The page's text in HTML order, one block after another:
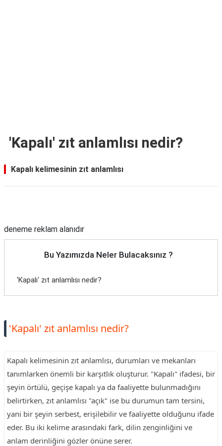
'Kapalı' zıt anlamlısı nedir?
Kapalı kelimesinin zıt anlamlısı
deneme reklam alanıdır
Bu Yazımızda Neler Bulacaksınız ?
'Kapalı' zıt anlamlısı nedir?
'Kapalı' zıt anlamlısı nedir?
Kapalı kelimesinin zıt anlamlısı, durumları ve mekanları
tanımlarken önemli bir karşıtlık oluşturur. "Kapalı" ifadesi, bir
şeyin örtülü, geçişe kapalı ya da faaliyette bulunmadığını
belirtirken, zıt anlamlısı "açık" ise bu durumun tam tersini,
yani bir şeyin serbest, erişilebilir ve faaliyette olduğunu ifade
eder. Bu iki kelime arasındaki fark, dilin zenginliğini ve
anlam derinliğini gözler önüne serer.